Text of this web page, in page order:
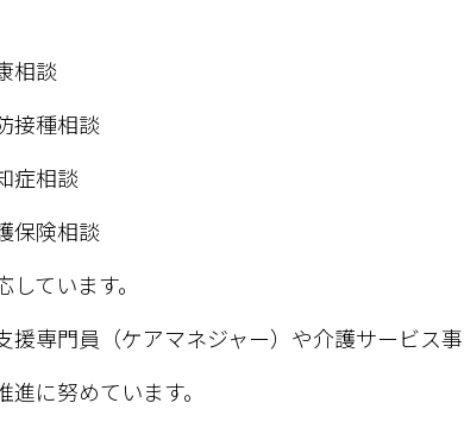
相談
接種相談
症相談
保険相談
しています。
援専門員（ケアマネジャー）や介護サービス
進に努めています。